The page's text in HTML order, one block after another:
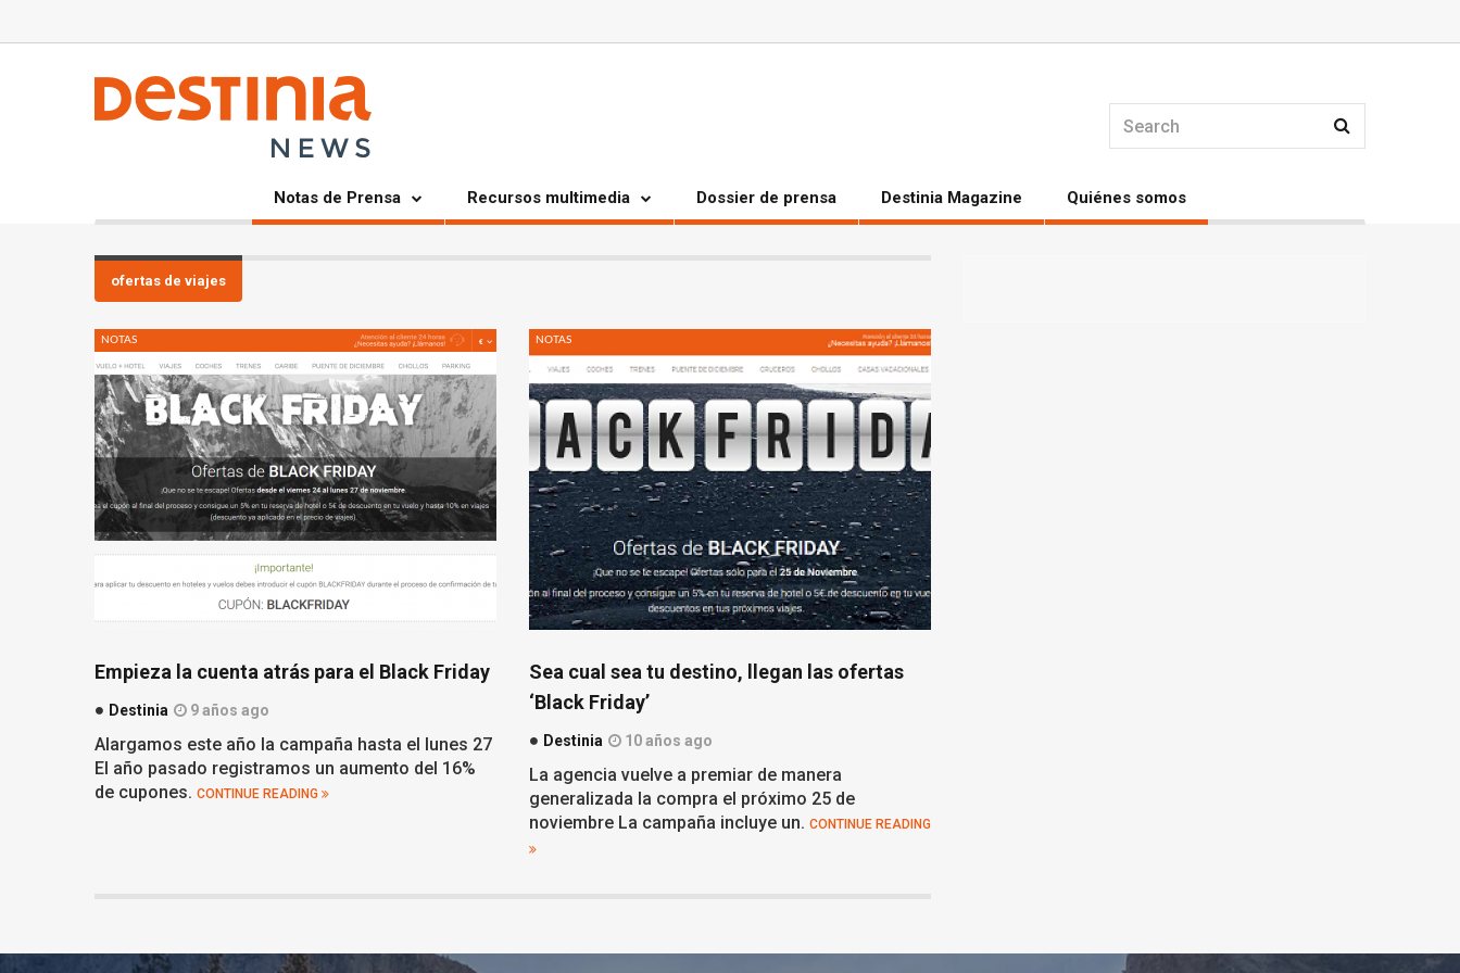
Notas de Prensa Recursos multimedia Dossier de prensa Destinia Magazine Quiénes somos
ofertas de viajes
NOTAS
Empieza la cuenta atrás para el Black Friday
Destinia 9 años ago
Alargamos este año la campaña hasta el lunes 27
El año pasado registramos un aumento del 16%
de cupones. CONTINUE READING
NOTAS
Sea cual sea tu destino, llegan las ofertas
‘Black Friday’
Destinia 10 años ago
La agencia vuelve a premiar de manera
generalizada la compra el próximo 25 de
noviembre La campaña incluye un. CONTINUE READING